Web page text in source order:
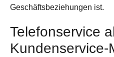
Geschäftsbeziehungen ist.
Telefonservice
Kundenservice-